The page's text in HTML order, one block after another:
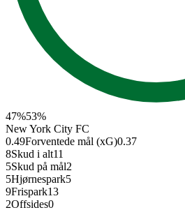
47%53%
New York City FC
0.49Forventede mål (xG)0.37
8Skud i alt11
5Skud på mål2
5Hjørnespark5
9Frispark13
2Offsides0